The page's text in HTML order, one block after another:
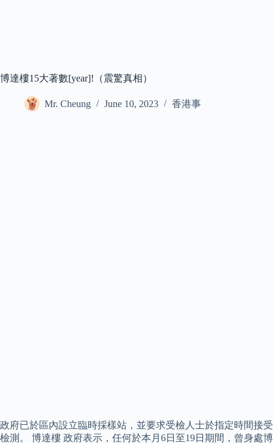
博達樓15大著數[year]!（震驚真相）
Mr. Cheung June 10, 2023 香港事
政府已於區內設立臨時採樣站，並要求受檢人士於指定時間接受
檢測。 博達樓 政府表示，任何於本月6日至19日期間，曾身處博